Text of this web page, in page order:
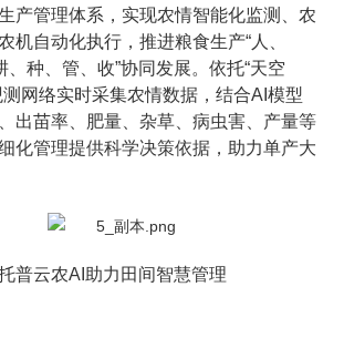
产管理体系，实现农情智能化监测、农
机自动化执行，推进粮食生产“人、
、种、管、收”协同发展。依托“天空
网络实时采集农情数据，结合AI模型
出苗率、肥量、杂草、病虫害、产量等
化管理提供科学决策依据，助力单产大
普云农AI助力田间智慧管理